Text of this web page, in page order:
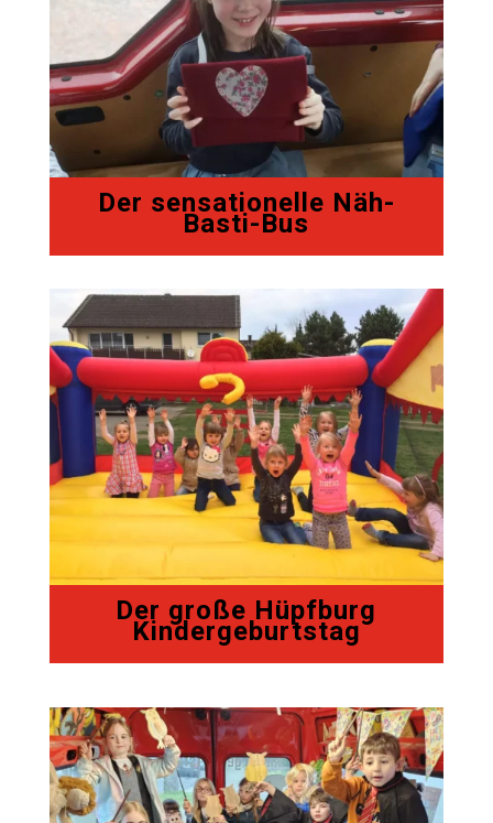
Der sensationelle Näh-
Basti-Bus
Der große Hüpfburg
Kindergeburtstag